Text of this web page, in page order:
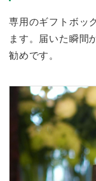
専用のギフトボッ
ます。届いた瞬間
勧めです。